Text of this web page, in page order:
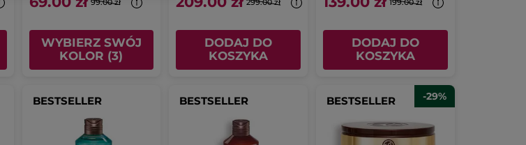
WYBIERZ SWÓJ
KOLOR (3)
DODAJ DO
KOSZYKA
DODAJ DO
KOSZYKA
BESTSELLER BESTSELLER BESTSELLER -29%